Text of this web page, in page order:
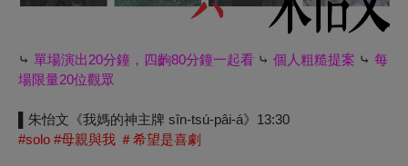
⤷ 單場演出20分鐘，四齣80分鐘一起看 ⤷ 個人粗糙提案 ⤷ 每
場限量20位觀眾
▌朱怡文《我媽的神主牌 sîn-tsú-pâi-á》13:30
#solo #母親與我 ＃希望是喜劇